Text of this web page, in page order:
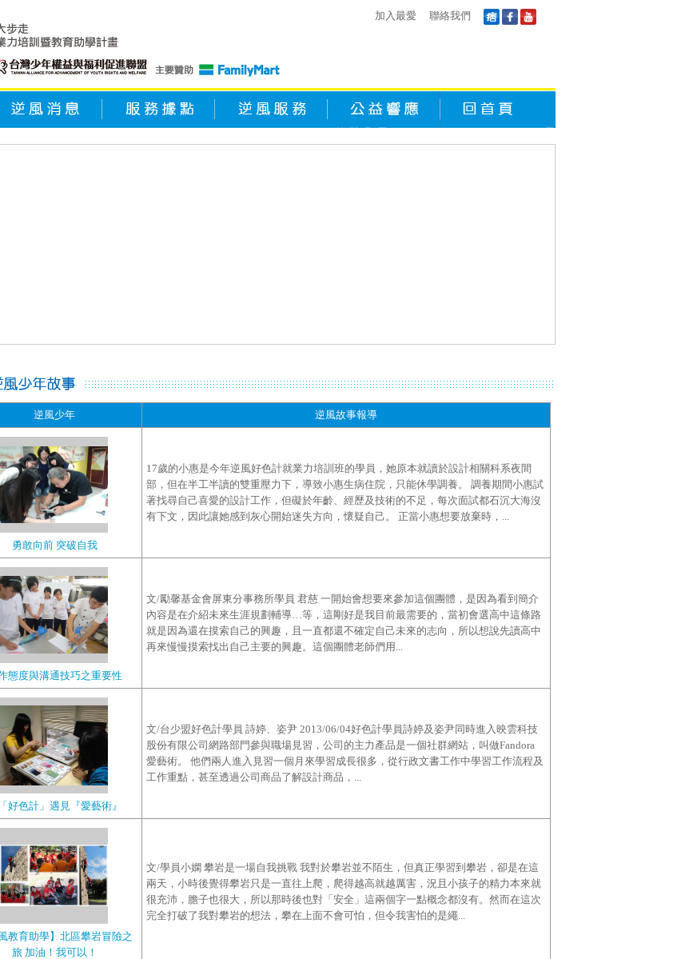
加入最愛 聯絡我們
逆風少年 逆風故事報導
勇敢向前 突破自我
17歲的小惠是今年逆風好色計就業力培訓班的學員，她原本就讀於設計相關科系夜間
部，但在半工半讀的雙重壓力下，導致小惠生病住院，只能休學調養。 調養期間小惠試
著找尋自己喜愛的設計工作，但礙於年齡、經歷及技術的不足，每次面試都石沉大海沒
有下文，因此讓她感到灰心開始迷失方向，懷疑自己。 正當小惠想要放棄時，...
態度與溝通技巧之重要性
文/勵馨基金會屏東分事務所學員 君慈 一開始會想要來參加這個團體，是因為看到簡介
內容是在介紹未來生涯規劃輔導…等，這剛好是我目前最需要的，當初會選高中這條路
就是因為還在摸索自己的興趣，且一直都還不確定自己未來的志向，所以想說先讀高中
再來慢慢摸索找出自己主要的興趣。這個團體老師們用...
好色計」遇見『愛藝術』
文/台少盟好色計學員 詩婷、姿尹 2013/06/04好色計學員詩婷及姿尹同時進入映雲科技
股份有限公司網路部門參與職場見習，公司的主力產品是一個社群網站，叫做Fandora
愛藝術。 他們兩人進入見習一個月來學習成長很多，從行政文書工作中學習工作流程及
工作重點，甚至透過公司商品了解設計商品，...
風教育助學】北區攀岩冒險之
旅 加油！我可以！
文/學員小嫻 攀岩是一場自我挑戰 我對於攀岩並不陌生，但真正學習到攀岩，卻是在這
兩天，小時後覺得攀岩只是一直往上爬，爬得越高就越厲害，況且小孩子的精力本來就
很充沛，膽子也很大，所以那時後也對「安全」這兩個字一點概念都沒有。然而在這次
完全打破了我對攀岩的想法，攀在上面不會可怕，但令我害怕的是繩...